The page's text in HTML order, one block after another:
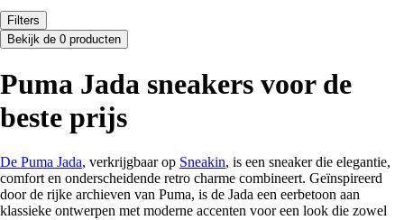
Filters
Bekijk de 0 producten
Puma Jada sneakers voor de
beste prijs
De Puma Jada, verkrijgbaar op Sneakin, is een sneaker die elegantie,
comfort en onderscheidende retro charme combineert. Geïnspireerd
door de rijke archieven van Puma, is de Jada een eerbetoon aan
klassieke ontwerpen met moderne accenten voor een look die zowel